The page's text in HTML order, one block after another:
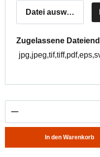
Datei auswählen
Zugelassene
Produkt Anzahl:
In den Warenkorb